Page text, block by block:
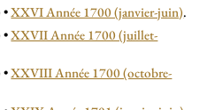
•XXVI Année 1700 (janvier-juin).
•XXVII Année 1700 (juillet-
•XXVIII Année 1700 (octobre-